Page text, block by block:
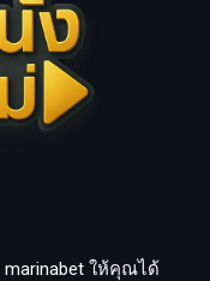
marinabet ให้คุณได้